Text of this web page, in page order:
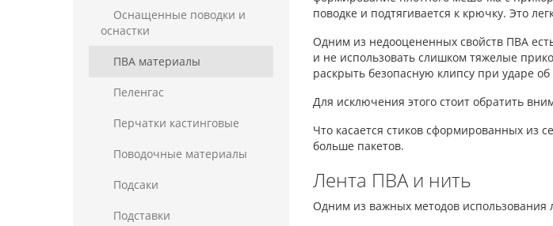
Оснащенные поводки и
оснастки
ПВА материалы
Пеленгас
Перчатки кастинговые
Поводочные материалы
Подсаки
Подставки
поводке и подтягивается к крючку. Это
Одним из недооцененных свойств ПВА
и не использовать слишком тяжелые
раскрыть безопасную клипсу при ударе об
Для исключения этого стоит обратить
Что касается стиков сформированных из
больше пакетов.
Лента ПВА и нить
Одним из важных методов